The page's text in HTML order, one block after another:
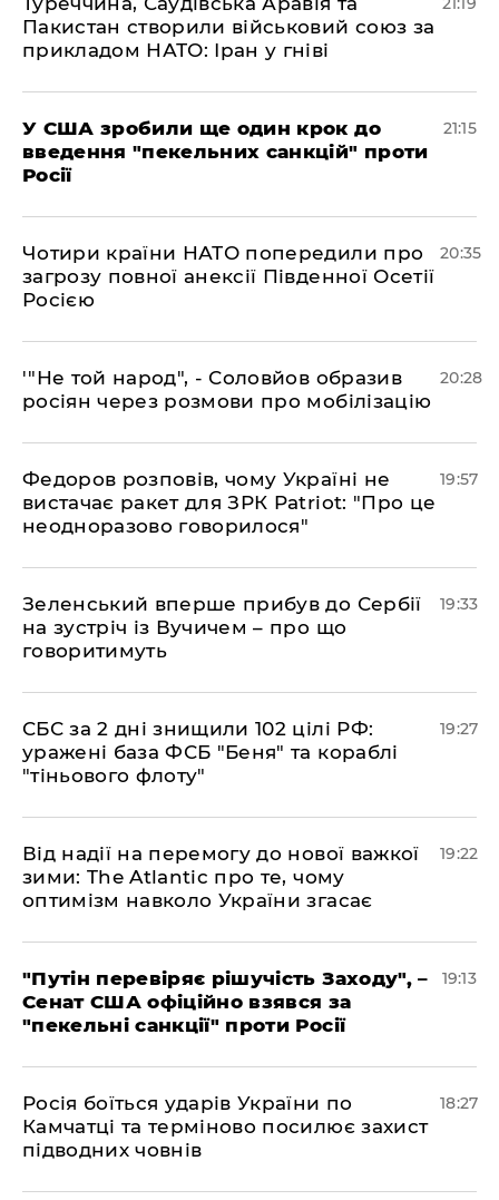
Пакистан створили військовий союз за
прикладом НАТО: Іран у гніві
​У США зробили ще один крок до
введення "пекельних санкцій" проти
Росії
21:15
​Чотири країни НАТО попередили про
загрозу повної анексії Південної Осетії
Росією
20:35
​'"Не той народ", - Соловйов образив
росіян через розмови про мобілізацію
20:28
​Федоров розповів, чому Україні не
вистачає ракет для ЗРК Patriot: "Про це
неодноразово говорилося"
19:57
​Зеленський вперше прибув до Сербії
на зустріч із Вучичем – про що
говоритимуть
19:33
​СБС за 2 дні знищили 102 цілі РФ:
уражені база ФСБ "Беня" та кораблі
"тіньового флоту"
19:27
​Від надії на перемогу до нової важкої
зими: The Atlantic про те, чому
оптимізм навколо України згасає
19:22
​"Путін перевіряє рішучість Заходу", –
Сенат США офіційно взявся за
"пекельні санкції" проти Росії
19:13
​Росія боїться ударів України по
Камчатці та терміново посилює захист
підводних човнів
18:27